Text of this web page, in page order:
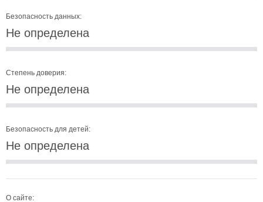
Безопасность данных:
Не определена
Степень доверия:
Не определена
Безопасность для детей:
Не определена
О сайте: